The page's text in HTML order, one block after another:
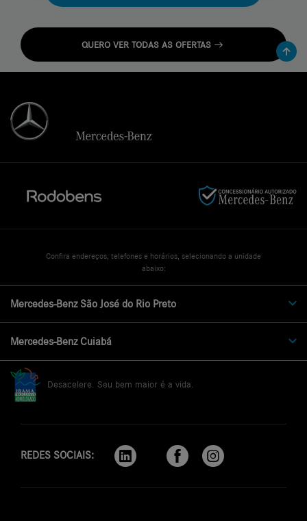
QUERO VER TODAS AS OFERTAS
Confira endereços, telefones e horários, selecionando a unidade
abaixo:
Mercedes-Benz São José do Rio Preto
Mercedes-Benz Cuiabá
Desacelere. Seu bem maior é a vida.
REDES SOCIAIS: